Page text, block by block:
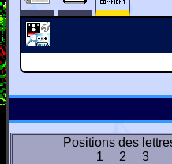
Positions des
1 2 3